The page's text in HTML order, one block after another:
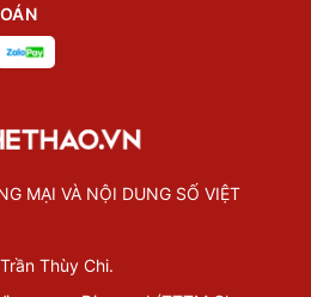
MẠI VÀ NỘI DUNG SỐ VIỆT
Thùy Chi.